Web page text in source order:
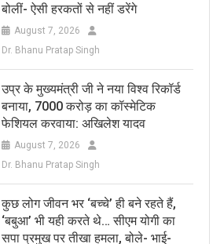
बोलीं- ऐसी हरकतों से नहीं डरेंगे
August 7, 2026
Dr. Bhanu Pratap Singh
उप्र के मुख्यमंत्री जी ने नया विश्व रिकॉर्ड
बनाया, 7000 करोड़ का कॉस्मेटिक
फेशियल करवाया: अखिलेश यादव
August 7, 2026
Dr. Bhanu Pratap Singh
कुछ लोग जीवन भर ‘बच्चे’ ही बने रहते हैं,
‘बबुआ’ भी यही करते थे… सीएम योगी का
सपा प्रमुख पर तीखा हमला, बोले- भाई-